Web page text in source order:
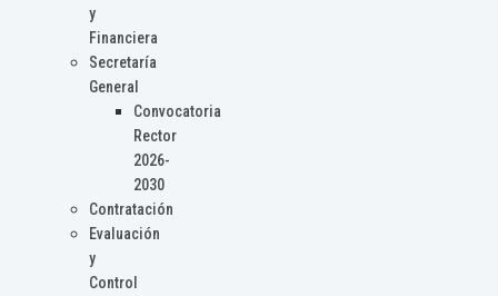
y
Financiera
Secretaría
General
Convocatoria
Rector
2026-
2030
Contratación
Evaluación
y
Control